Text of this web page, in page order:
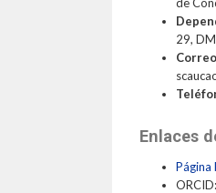
29,
Enlaces
Página
ORCID: